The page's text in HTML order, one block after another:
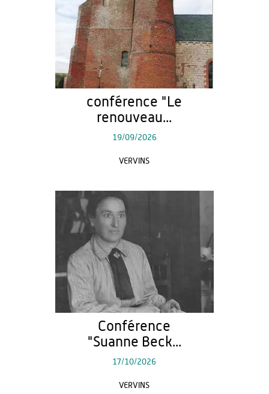
conférence "Le
renouveau...
19/09/2026
VERVINS
Conférence
"Suanne Beck...
17/10/2026
VERVINS